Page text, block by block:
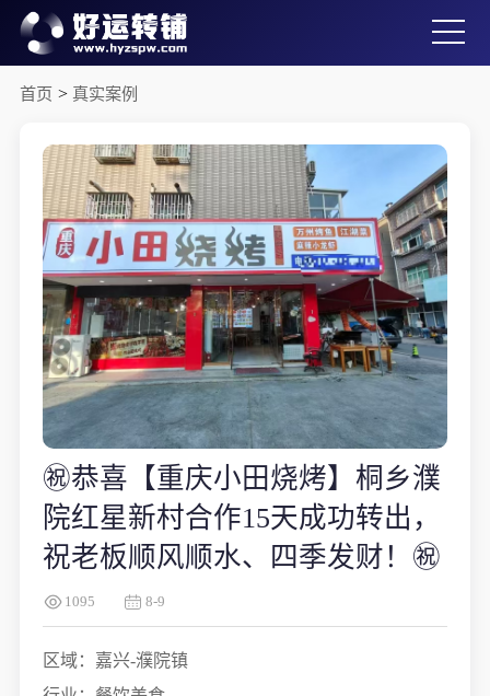
首页 > 真实案例
㊗️恭喜【重庆小田烧烤】桐乡濮
院红星新村合作15天成功转出，
祝老板顺风顺水、四季发财！㊗️
1095 8-9
区域：嘉兴-濮院镇